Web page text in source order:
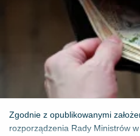
Zgodnie z opublikowanymi
rozporządzenia Rady Ministrów